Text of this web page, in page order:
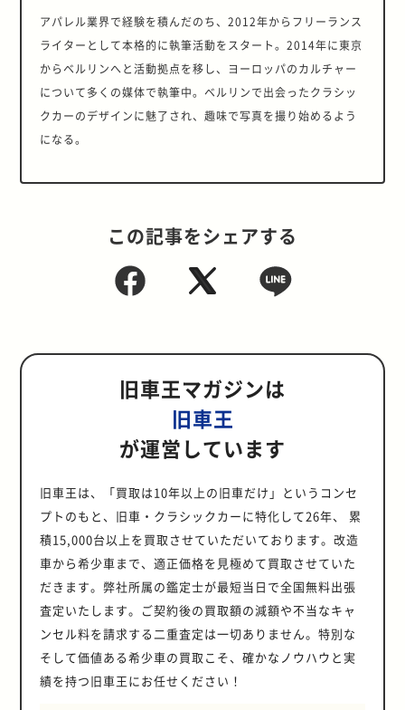
アパレル業界で経験を積んだのち、2012年からフリーランス
ライターとして本格的に執筆活動をスタート。2014年に東京
からベルリンへと活動拠点を移し、ヨーロッパのカルチャー
について多くの媒体で執筆中。ベルリンで出会ったクラシッ
クカーのデザインに魅了され、趣味で写真を撮り始めるよう
になる。
この記事をシェアする
旧車王マガジンは
旧車王
が運営しています
旧車王は、「買取は10年以上の旧車だけ」というコンセ
プトのもと、旧車・クラシックカーに特化して26年、 累
積15,000台以上を買取させていただいております。改造
車から希少車まで、適正価格を見極めて買取させていた
だきます。弊社所属の鑑定士が最短当日で全国無料出張
査定いたします。ご契約後の買取額の減額や不当なキャ
ンセル料を請求する二重査定は一切ありません。特別な
そして価値ある希少車の買取こそ、確かなノウハウと実
績を持つ旧車王にお任せください！